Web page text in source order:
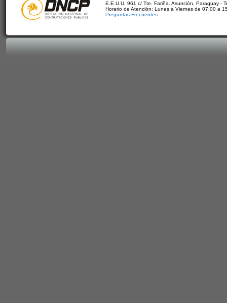
E.E.U.U. 961 c/ Tte. Fariña. Asunción, Paraguay -
Horario de Atención: Lunes a Viernes de 07:00 a
Preguntas Frecuentes